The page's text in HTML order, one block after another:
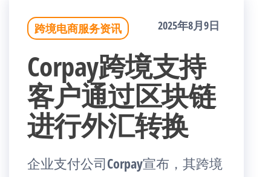
跨境电商服务资讯 2025年8月9日
Corpay跨境支持
客户通过区块链
进行外汇转换
企业支付公司Corpay宣布，其跨境